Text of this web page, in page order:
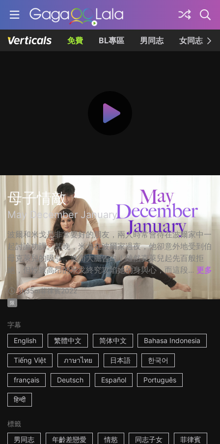
免費 BL專區 男同志 女同志
母子情敵
May December January
波爾和米戈是非常要好的朋友，兩人時常會待在波爾家中一
起討論功課。某晚，米戈在波爾家過夜，他卻意外地受到伯
母克萊兒的吸引，進而大膽告白！雖然克萊兒起先百般拒
絕，但性致高昂的米戈終究攻陷她的身與心，而這段... 更多
1h35m菲律賓2022
限
字幕
English
繁體中文 简体中文 Bahasa Indonesia
Tiếng Việt ภาษาไทย 日本語 한국어
français Deutsch Español Português
हिन्दी
標籤
男同志
年齡差戀愛 情慾 同志子女 菲律賓